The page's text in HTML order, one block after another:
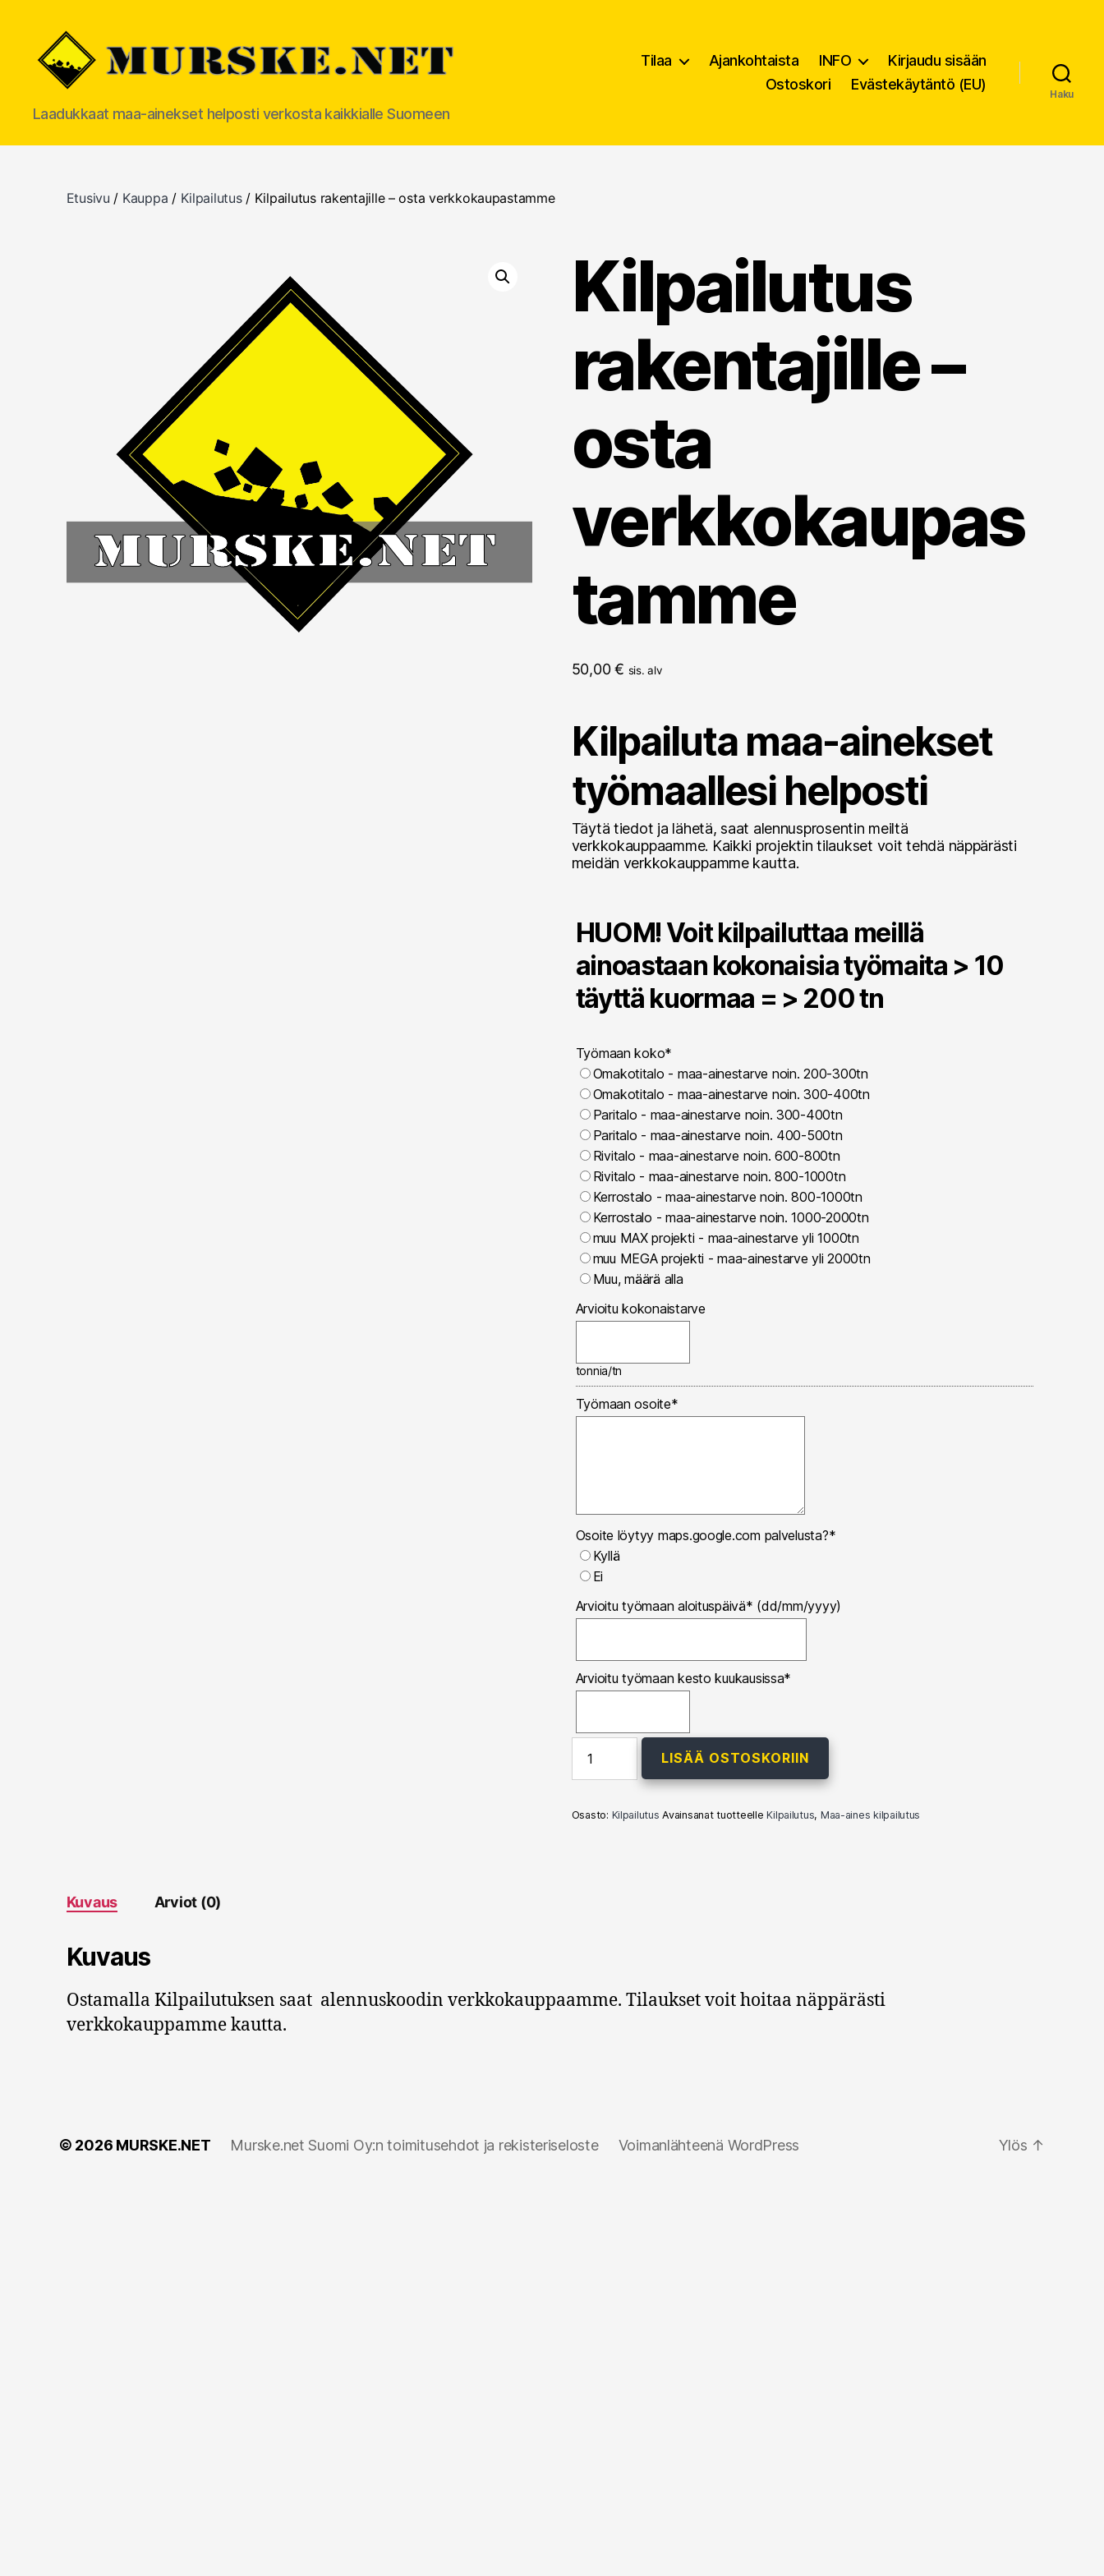
MURSKE.NET
Laadukkaat maa-ainekset helposti verkosta kaikkialle Suomeen
Tilaa Ajankohtaista INFO
Kirjaudu sisään
Ostoskori
Evästekäytäntö (EU)
Haku
Etusivu / Kauppa / Kilpailutus/ Kilpailutus rakentajille – osta verkkokaupastamme
Kilpailutus
rakentajille –
osta
verkkokaupas
tamme
50,00€ sis. alv
Kilpailuta maa-ainekset
työmaallesi helposti
Täytä tiedot ja lähetä, saat alennusprosentin meiltä
verkkokauppaamme. Kaikki projektin tilaukset voit tehdä näppärästi
meidän verkkokauppamme kautta.
HUOM! Voit kilpailuttaa meillä
ainoastaan kokonaisia työmaita > 10
täyttä kuormaa = > 200 tn
Työmaan koko*
Omakotitalo - maa-ainestarve noin. 200-300tn
Omakotitalo - maa-ainestarve noin. 300-400tn
Paritalo - maa-ainestarve noin. 300-400tn
Paritalo - maa-ainestarve noin. 400-500tn
Rivitalo - maa-ainestarve noin. 600-800tn
Rivitalo - maa-ainestarve noin. 800-1000tn
Kerrostalo - maa-ainestarve noin. 800-1000tn
Kerrostalo - maa-ainestarve noin. 1000-2000tn
muu MAX projekti - maa-ainestarve yli 1000tn
muu MEGA projekti - maa-ainestarve yli 2000tn
Muu, määrä alla
Arvioitu kokonaistarve
tonnia/tn
Työmaan osoite*
Osoite löytyy maps.google.com palvelusta?*
Kyllä
Ei
Arvioitu työmaan aloituspäivä* (dd/mm/yyyy)
Arvioitu työmaan kesto kuukausissa*
rakentajille
-
verkkokaupastamme
LISÄÄ OSTOSKORIIN
Osasto: Kilpailutus Avainsanat tuotteelleKilpailutus, Maa-aines kilpailutus
Kuvaus Arviot (0)
Kuvaus
Ostamalla Kilpailutuksen saat alennuskoodin verkkokauppaamme. Tilaukset voit hoitaa näppärästi
verkkokauppamme kautta.
© 2026 MURSKE.NET Murske.net Suomi Oy:n toimitusehdot ja rekisteriseloste Voimanlähteenä WordPress Ylös ↑